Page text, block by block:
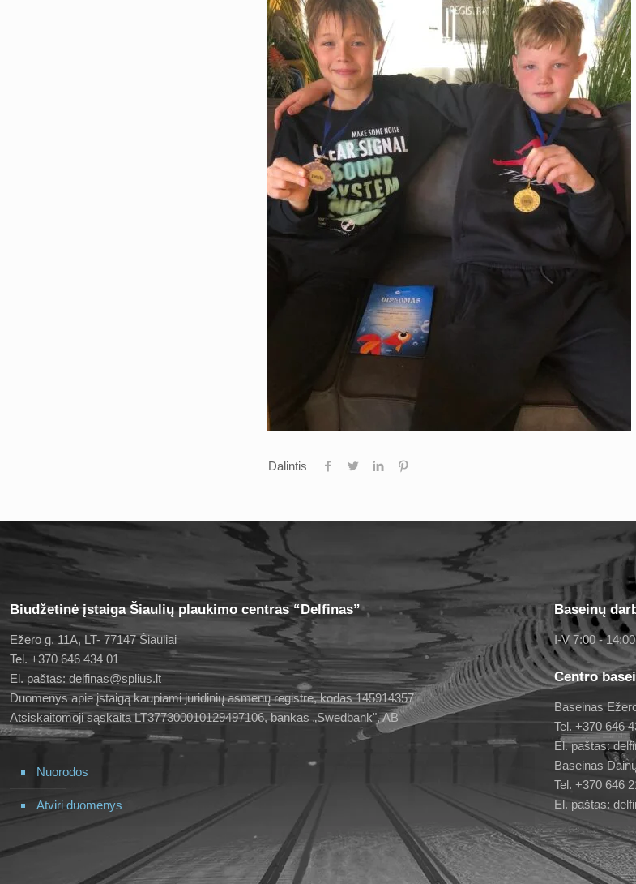
Dalintis
Biudžetinė įstaiga Šiaulių plaukimo centras “Delfinas”
Ežero g. 11A, LT- 77147 Šiauliai
Tel. +370 646 434 01
El. paštas: delfinas@splius.lt
Duomenys apie įstaigą kaupiami juridinių asmenų registre, kodas 145914357
Atsiskaitomoji sąskaita LT377300010129497106, bankas „Swedbank", AB
Nuorodos
Atviri duomenys
Baseinų
I-V 7:00 -
Centro
Baseinas
Tel. +370 646
El. paštas:
Baseinas
Tel. +370 646
El. paštas: